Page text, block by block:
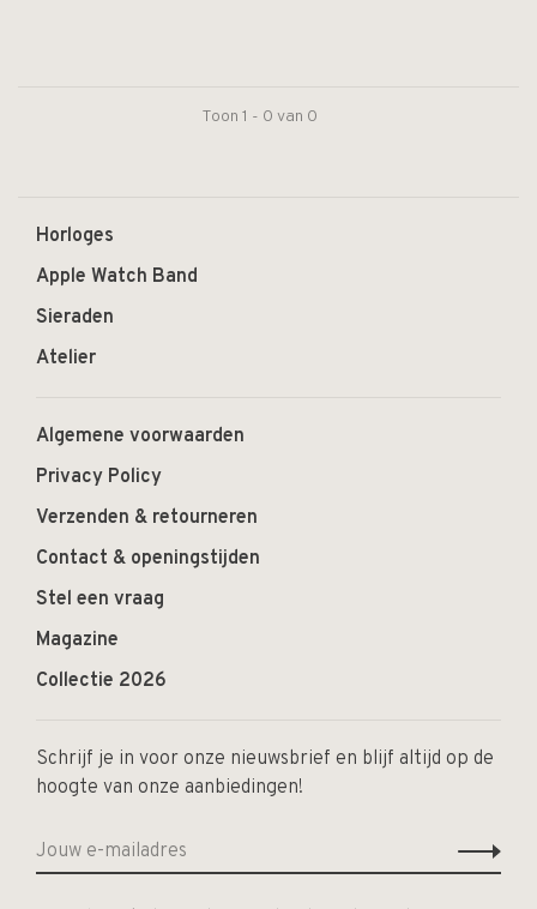
Toon 1 - 0 van 0
Horloges
Apple Watch Band
Sieraden
Atelier
Algemene voorwaarden
Privacy Policy
Verzenden & retourneren
Contact & openingstijden
Stel een vraag
Magazine
Collectie 2026
Schrijf je in voor onze nieuwsbrief en blijf altijd op de
hoogte van onze aanbiedingen!